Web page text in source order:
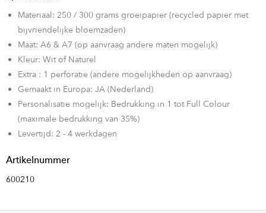
katoen-resten en bewerkt met een mix van wilde, bijvriendelijke
bloemen. De standaard afmeting komt in A6 of A7 en is afgewerkt
met afgeronde hoeken voor een mooie afwerking. In de badge zit
één perforatieslot verwerkt, om de badge zo aan uw lanyard te
bevestigen.
Zadenopties voor standaard A6/A7 bloeibadge met afgeronden
hoeken:
- Wilde bloemzaden (bijvriendelijk)
Zadenopties voor standaard A6/A7 bloeibadges met rechte
hoeken:
Materiaal: 250 / 300 grams groeipapier (recycled papier met
bijvriendelijke bloemzaden)
Maat: A6 & A7 (op aanvraag andere maten mogelijk)
Kleur: Wit of Naturel
Extra : 1 perforatie (andere mogelijkheden op aanvraag)
Gemaakt in Europa: JA (Nederland)
Personalisatie mogelijk: Bedrukking in 1 tot Full Colour
(maximale bedrukking van 35%)
Levertijd: 2 - 4 werkdagen
Artikelnummer
600210